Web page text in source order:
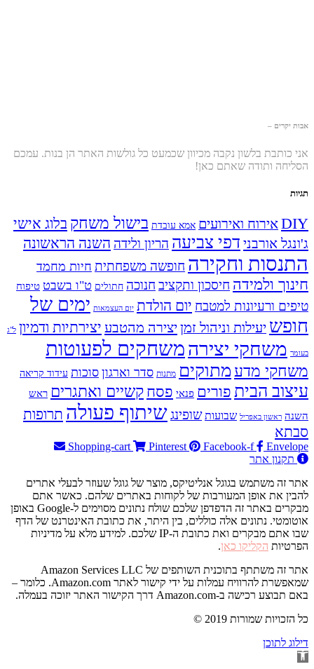
אבות יקרים –
אני כותבת בלשון נקבה מכיוון שכמעט כל גולשות האתר הן בנות. עמכם
הסליחה ותודה שאתם כאן!
תגיות
DIYאירוח ואירועים אמא עובדת בישול משחק בלוג אישי
ג'ונגל אורבני דפי צביעה הריון ולידה השנה הראשונה
התנסות וחקירה חופשה משפחתית חיות מחמד
חינוך ולמידה חיסכון ותקציב חנוכה חתולים ט"ו בשבט טיפוח
טיפים ורעיונות למטבח יום הולדת יום העצמאות ימים של
חופש יעילות וניהול זמן יצירה מהטבע יצירתיות ודמיון ל"ג
בעומר משחקי יצירהמשחקים לפעוטות
משחקי מדע מתוקים מתנות סדר וארגון סוכות עידוד קריאה
עיצוב הבית פורים פנאי פסח קשיים ואתגרים ראש
השנה ראשון באפריל שבועות שופינגשיתוף פעולה תרופות
סבתא
Shopping-cart Pinterest Facebook-f
Envelope
תקנון אתר
אתר זה משתמש בגוגל אנליטיקס, מוצר של גוגל שעוזר לבעלי אתרים
להבין את אופן המעורבות של לקוחות באתרים שלהם. כאשר אתם
מבקרים באתר זה הדפדפן שלכם שולח נתונים מסוימים ל-Google באופן
אוטומטי. נתונים אלה כוללים, בין היתר, את כתובת האינטרנט של הדף
שבו אתם מבקרים ואת כתובת ה-IP שלכם. למידע מלא על מדיניות
הפרטיות הקליקו כאן.
אתר זה משתתף בתוכנית השותפים של Amazon Services LLC
שמאפשרת להרוויח עמלות על ידי קישור לאתר Amazon.com. כלומר –
באם תבוצע רכישה ב-Amazon.com דרך הקישור האתר יזוכה בעמלה.
© 2019 כל הזכויות שמורות
דילוג לתוכן
פתח